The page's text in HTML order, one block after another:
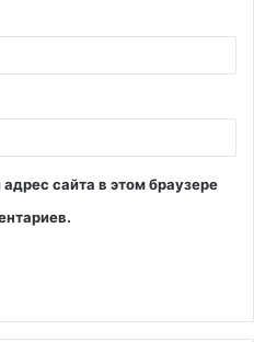
сайта в этом браузере